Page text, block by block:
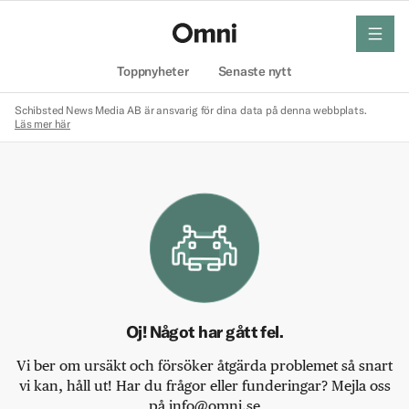
Toppnyheter Senaste nytt
meny
Schibsted News Media AB är ansvarig för dina data på denna webbplats.
Läs mer här
Oj! Något har gått fel.
Vi ber om ursäkt och försöker åtgärda problemet så snart
vi kan, håll ut! Har du frågor eller funderingar? Mejla oss